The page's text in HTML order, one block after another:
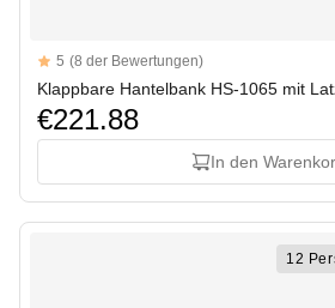
Reviews
5 out of 5 stars
5 (8 der Bewertungen)
Klappbare Hantelbank HS-1065 mit
€221.88
In den
12